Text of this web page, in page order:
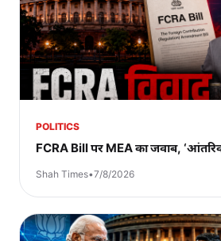
POLITICS
FCRA Bill पर MEA का जवाब,
Shah Times•7/8/2026